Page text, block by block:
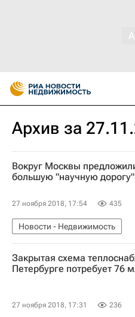
Архив за
Вокруг Москвы
большую "научную дорогу"
27 ноября 2018, 17:54 435
Новости - Недвижимость
Московская область
Михаил Ковальчук
Закрытая схема
Петербурге потребует 76
27 ноября 2018, 17:31 236